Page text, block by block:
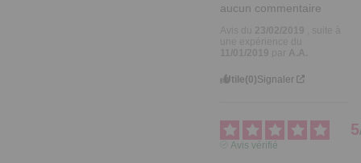
aucun commentaire
Utile(0)Signaler
5
Avis vérifié